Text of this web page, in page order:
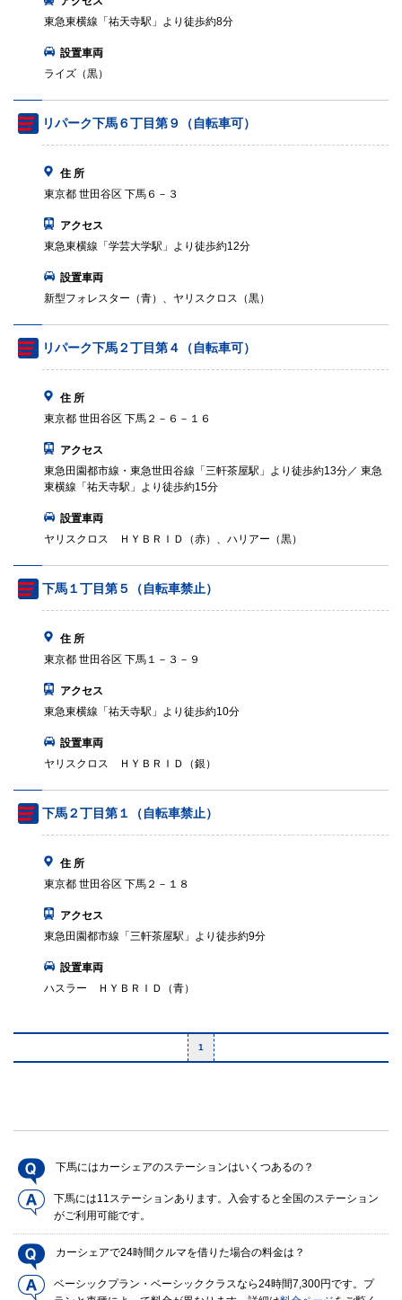
東急東横線「祐天寺駅」より徒歩約8分
設置車両
ライズ（黒）
リパーク下馬６丁目第９（自転車可）
住 所
東京都 世田谷区 下馬６－３
アクセス
東急東横線「学芸大学駅」より徒歩約12分
設置車両
新型フォレスター（青）、ヤリスクロス（黒）
リパーク下馬２丁目第４（自転車可）
住 所
東京都 世田谷区 下馬２－６－１６
アクセス
東急田園都市線・東急世田谷線「三軒茶屋駅」より徒歩約13分／ 東急
東横線「祐天寺駅」より徒歩約15分
設置車両
ヤリスクロス ＨＹＢＲＩＤ（赤）、ハリアー（黒）
下馬１丁目第５（自転車禁止）
住 所
東京都 世田谷区 下馬１－３－９
アクセス
東急東横線「祐天寺駅」より徒歩約10分
設置車両
ヤリスクロス ＨＹＢＲＩＤ（銀）
下馬２丁目第１（自転車禁止）
住 所
東京都 世田谷区 下馬２－１８
アクセス
東急田園都市線「三軒茶屋駅」より徒歩約9分
設置車両
ハスラー ＨＹＢＲＩＤ（青）
1
下馬にはカーシェアのステーションはいくつあるの？
下馬には11ステーションあります。入会すると全国のステーション
がご利用可能です。
カーシェアで24時間クルマを借りた場合の料金は？
ベーシックプラン・ベーシッククラスなら24時間7,300円です。プ